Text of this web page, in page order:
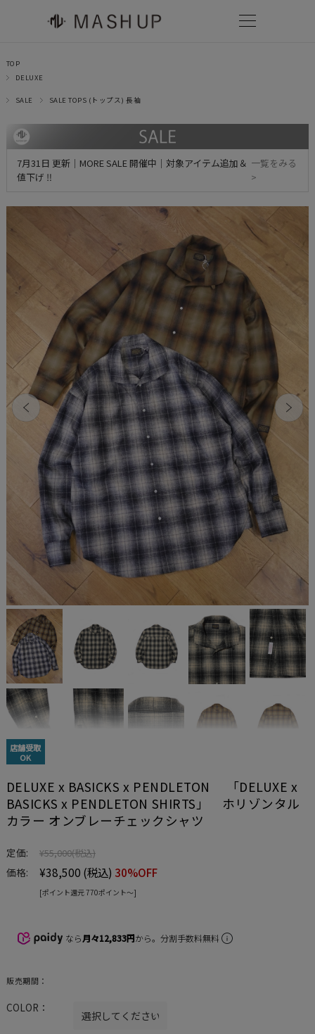
TOP
DELUXE
SALE SALE TOPS (トップス) 長袖
7月31日 更新｜MORE SALE 開催中｜対象アイテム追加＆
値下げ ‼
一覧をみる
>
店舗受取
OK
DELUXE x BASICKS x PENDLETON 「DELUXE x
BASICKS x PENDLETON SHIRTS」 ホリゾンタル
カラー オンブレーチェックシャツ
定価: ¥55,000(税込)
価格: ¥38,500 (税込) 30%OFF
[ポイント還元 770ポイント〜]
なら月々12,833円から。分割手数料無料
販売期間：
COLOR：